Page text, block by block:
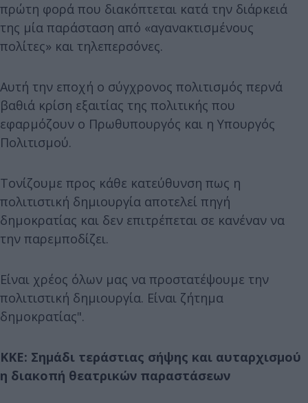
πρώτη φορά που διακόπτεται κατά την διάρκειά
της μία παράσταση από «αγανακτισμένους
πολίτες» και τηλεπερσόνες.
Αυτή την εποχή ο σύγχρονος πολιτισμός περνά
βαθιά κρίση εξαιτίας της πολιτικής που
εφαρμόζουν ο Πρωθυπουργός και η Υπουργός
Πολιτισμού.
Τονίζουμε προς κάθε κατεύθυνση πως η
πολιτιστική δημιουργία αποτελεί πηγή
δημοκρατίας και δεν επιτρέπεται σε κανέναν να
την παρεμποδίζει.
Είναι χρέος όλων μας να προστατέψουμε την
πολιτιστική δημιουργία. Είναι ζήτημα
δημοκρατίας".
ΚΚΕ: Σημάδι τεράστιας σήψης και αυταρχισμού
η διακοπή θεατρικών παραστάσεων